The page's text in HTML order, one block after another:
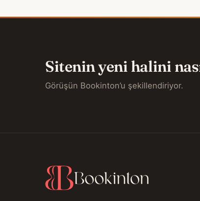
Sitenin yeni halini
Görüşün Bookinton’u şekillendiriyor.